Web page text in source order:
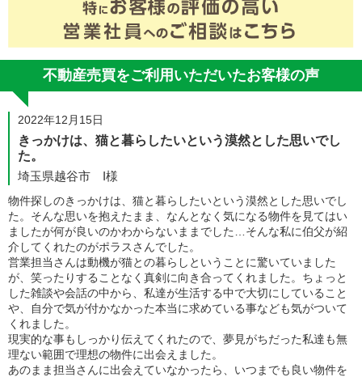
不動産売買をご利用いただいたお客様の声
2022年12月15日
きっかけは、猫と暮らしたいという漠然とした思いでし
た。
埼玉県越谷市 I様
物件探しのきっかけは、猫と暮らしたいという漠然とした思いでし
た。そんな思いを抱えたまま、なんとなく気になる物件を見てはい
ましたが何が良いのかわからないままでした…そんな私に伯父が紹
介してくれたのがポラスさんでした。
営業担当さんは動機が猫との暮らしということに驚いていました
が、笑ったりすることなく真剣に向き合ってくれました。ちょっと
した雑談や会話の中から、私達が生活する中で大切にしていること
や、自分で気が付かなかった本当に求めている事なども気がついて
くれました。
現実的な事もしっかり伝えてくれたので、夢見がちだった私達も無
理ない範囲で理想の物件に出会えました。
あのまま担当さんに出会えていなかったら、いつまでも良い物件を